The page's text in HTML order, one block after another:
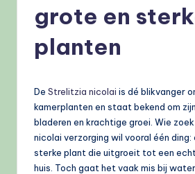
grote en
planten
De Strelitzia nicolai is dé blikvanger
kamerplanten en staat bekend om
bladeren en krachtige groei. Wie
nicolai verzorging wil vooral één ding:
sterke plant die uitgroeit tot een
huis. Toch gaat het vaak mis bij water